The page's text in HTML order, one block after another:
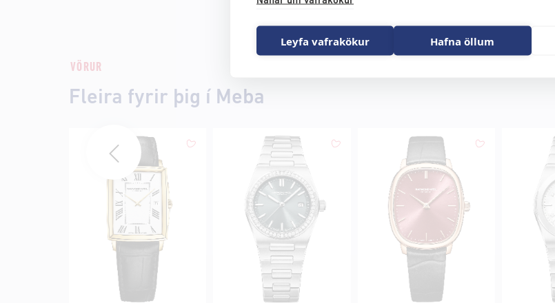
Leyfa vafrakökur Hafna öllum
VÖRUR
Fleira fyrir þig í Meba